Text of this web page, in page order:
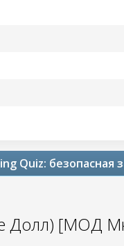
Quiz: безопасная
Долл) [МОД